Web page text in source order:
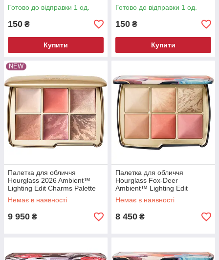
Готово до відправки 1 од.
150 ₴
Купити
Готово до відправки 1 од.
150 ₴
Купити
NEW
Палетка для обличчя
Hourglass 2026 Ambient™
Lighting Edit Charms Palette
8.4 г
Немає в наявності
9 950 ₴
Палетка для обличчя
Hourglass Fox-Deer
Ambient™ Lighting Edit
Unlocked Palette 8.4 г
Немає в наявності
8 450 ₴